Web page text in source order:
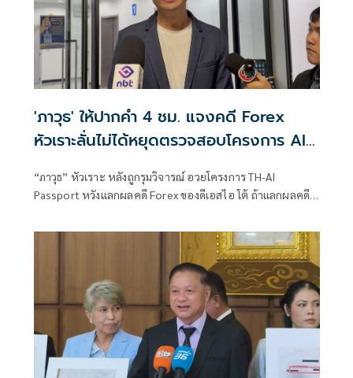
'ภาวุธ' ให้ปากคำ 4 ชม. แจงคดี Forex
หัวเราะลั่นไม่ได้หยุดตรวจสอบโครงการ AI
“ภาวุธ” หัวเราะ หลังถูกรุมวิจารณ์ อวยโครงการ TH-AI
Passport หวังแลกผลคดี Forex ของดีเอสไอ โต้ ถ้าแลกผลคดี
งานประชุมคณะอนุฯหลายชุด เผยยังมีเพื่อน สส.รายอื่นของ
พรรคประชาชน รับผิดชอบโดยตรงอยู่แล้ว